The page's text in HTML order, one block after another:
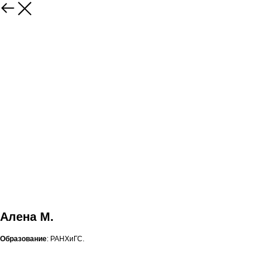
Алена М.
Образование: РАНХиГС.